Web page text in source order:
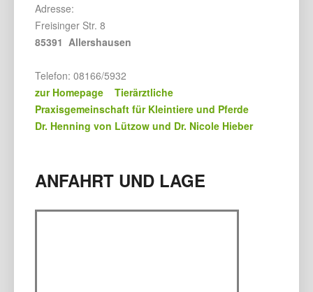
Adresse:
Freisinger Str. 8
85391 Allershausen
Telefon: 08166/5932
zur Homepage Tierärztliche
Praxisgemeinschaft für Kleintiere und Pferde
Dr. Henning von Lützow und Dr. Nicole Hieber
ANFAHRT UND LAGE